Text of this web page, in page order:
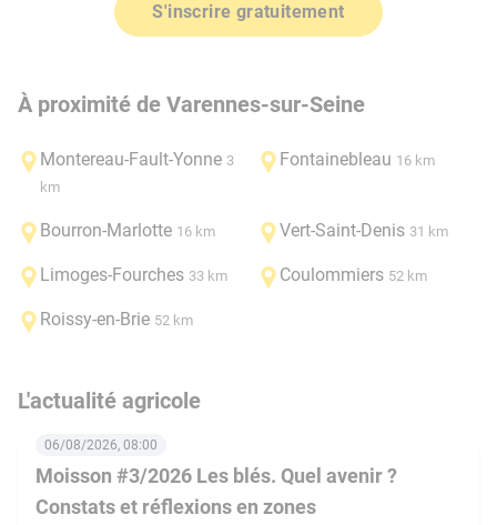
S'inscrire gratuitement
À proximité de Varennes-sur-Seine
Montereau-Fault-Yonne 3
km
Fontainebleau 16 km
Bourron-Marlotte 16 km Vert-Saint-Denis 31 km
Limoges-Fourches 33 km Coulommiers 52 km
Roissy-en-Brie 52 km
L'actualité agricole
Moisson #3/2026 Les blés. Quel avenir ?
Constats et réflexions en zones
06/08/2026, 08:00